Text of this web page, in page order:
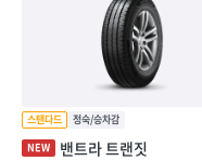
밴트라 트랜짓